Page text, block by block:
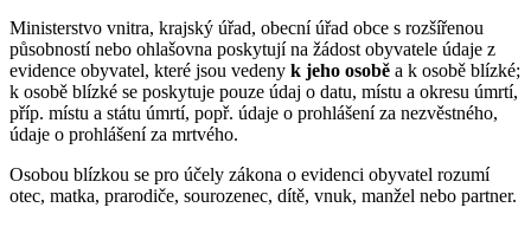
Ministerstvo vnitra, krajský úřad, obecní úřad obce s rozšířenou
působností nebo ohlašovna poskytují na žádost obyvatele údaje z
evidence obyvatel, které jsou vedeny k jeho osobě a k osobě blízké;
k osobě blízké se poskytuje pouze údaj o datu, místu a okresu úmrtí,
příp. místu a státu úmrtí, popř. údaje o prohlášení za nezvěstného,
údaje o prohlášení za mrtvého.
Osobou blízkou se pro účely zákona o evidenci obyvatel rozumí
otec, matka, prarodiče, sourozenec, dítě, vnuk, manžel nebo partner.